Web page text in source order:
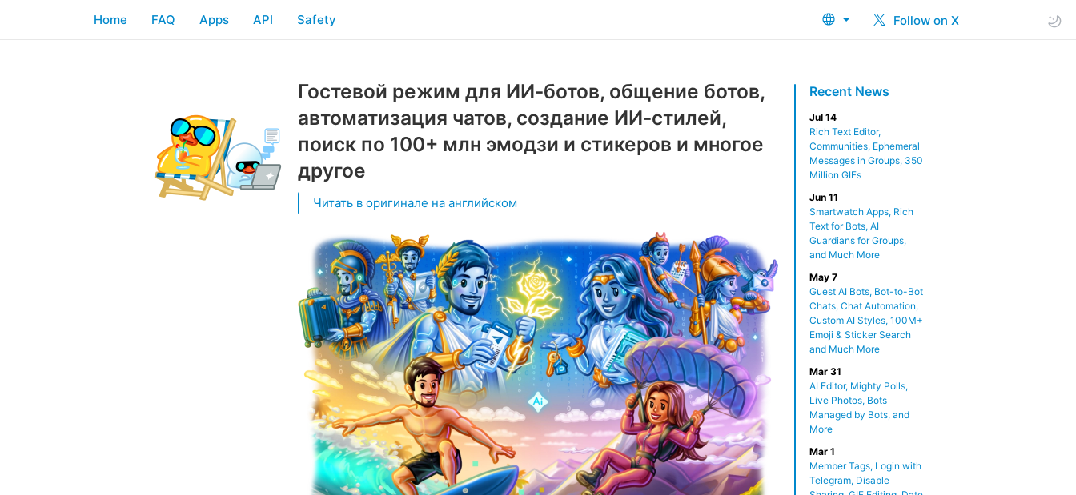
Follow on X
Home FAQ Apps API Safety
Recent News
Jul 14
Rich Text Editor,
Communities, Ephemeral
Messages in Groups, 350
Million GIFs
Jun 11
Smartwatch Apps, Rich
Text for Bots, AI
Guardians for Groups,
and Much More
May 7
Guest AI Bots, Bot-to-Bot
Chats, Chat Automation,
Custom AI Styles, 100M+
Emoji & Sticker Search
and Much More
Mar 31
AI Editor, Mighty Polls,
Live Photos, Bots
Managed by Bots, and
More
Mar 1
Member Tags, Login with
Telegram, Disable
Гостевой режим для ИИ-ботов, общение ботов,
автоматизация чатов, создание ИИ-стилей,
поиск по 100+ млн эмодзи и стикеров и многое
другое
Читать в оригинале на английском